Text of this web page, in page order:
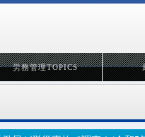
労務管理TOPICS